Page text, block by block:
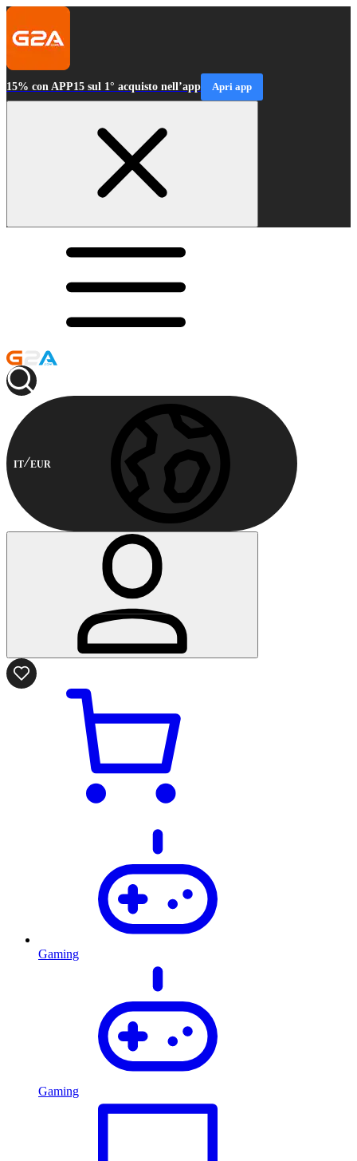
15% con APP15 sul 1° acquisto nell’app Apri app
IT EUR
Gaming
Gaming